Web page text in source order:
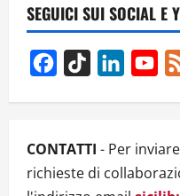
v
i
g
a
t
SEGUICI SUI SOCIAL E
Facebook
TikTok LinkedIn
CONTATTI - Per
richieste di